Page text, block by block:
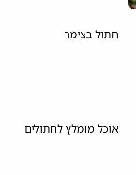
חתול בצימר
אוכל מומלץ לחתולים